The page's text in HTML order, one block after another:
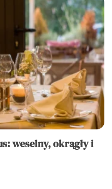
weselny, okrągły i